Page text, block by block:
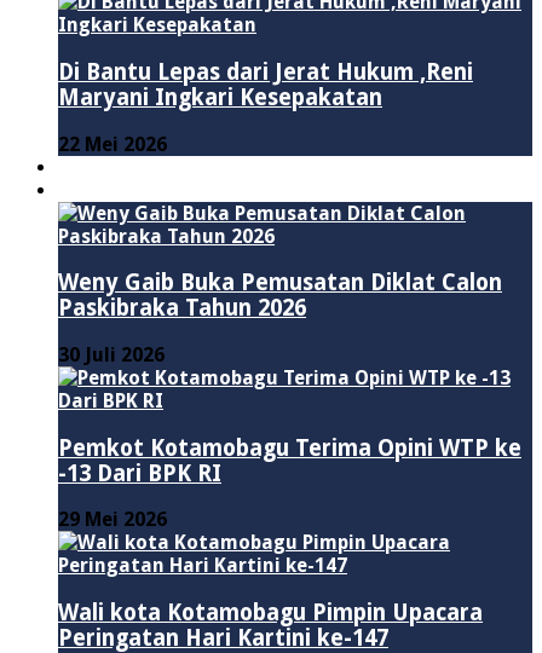
Di Bantu Lepas dari Jerat Hukum ,Reni
Maryani Ingkari Kesepakatan
22 Mei 2026
Weny Gaib Buka Pemusatan Diklat Calon
Paskibraka Tahun 2026
30 Juli 2026
Pemkot Kotamobagu Terima Opini WTP ke
-13 Dari BPK RI
29 Mei 2026
Wali kota Kotamobagu Pimpin Upacara
Peringatan Hari Kartini ke-147